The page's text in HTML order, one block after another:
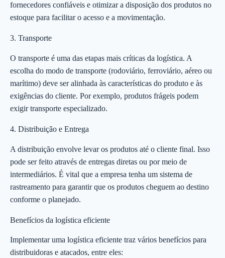
fornecedores confiáveis e otimizar a disposição dos produtos no
estoque para facilitar o acesso e a movimentação.
3. Transporte
O transporte é uma das etapas mais críticas da logística. A
escolha do modo de transporte (rodoviário, ferroviário, aéreo ou
marítimo) deve ser alinhada às características do produto e às
exigências do cliente. Por exemplo, produtos frágeis podem
exigir transporte especializado.
4. Distribuição e Entrega
A distribuição envolve levar os produtos até o cliente final. Isso
pode ser feito através de entregas diretas ou por meio de
intermediários. É vital que a empresa tenha um sistema de
rastreamento para garantir que os produtos cheguem ao destino
conforme o planejado.
Benefícios da logística eficiente
Implementar uma logística eficiente traz vários benefícios para
distribuidoras e atacados, entre eles: